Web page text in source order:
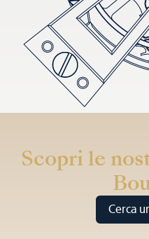
Scopri le
Cerca